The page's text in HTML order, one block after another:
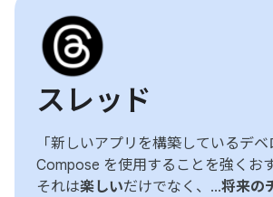
スレッド
「新しいアプリを構築しているデベ
Compose を使用することを強くお
それは楽しいだけでなく、...将来の